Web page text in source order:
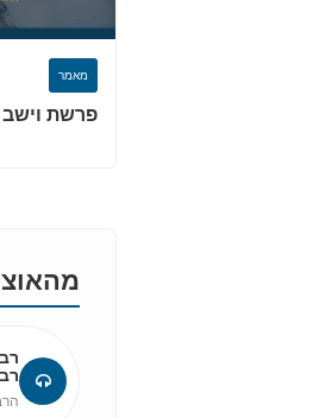
מאמר
פרשת וישב